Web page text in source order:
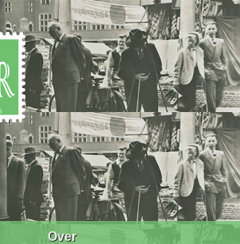
Over